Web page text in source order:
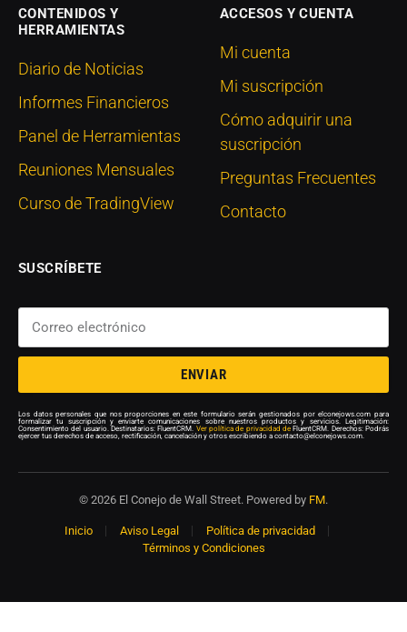
CONTENIDOS Y
HERRAMIENTAS
Diario de Noticias
Informes Financieros
Panel de Herramientas
Reuniones Mensuales
Curso de TradingView
ACCESOS Y CUENTA
Mi cuenta
Mi suscripción
Cómo adquirir una
suscripción
Preguntas Frecuentes
Contacto
SUSCRÍBETE
ENVIAR
Los datos personales que nos proporciones en este formulario serán gestionados por elconejows.com para
formalizar tu suscripción y enviarte comunicaciones sobre nuestros productos y servicios. Legitimación:
Consentimiento del usuario. Destinatarios: FluentCRM. Ver política de privacidad de FluentCRM. Derechos: Podrás
ejercer tus derechos de acceso, rectificación, cancelación y otros escribiendo a contacto@elconejows.com.
© 2026 El Conejo de Wall Street. Powered by FM.
Inicio Aviso Legal
Política de privacidad
Términos y Condiciones